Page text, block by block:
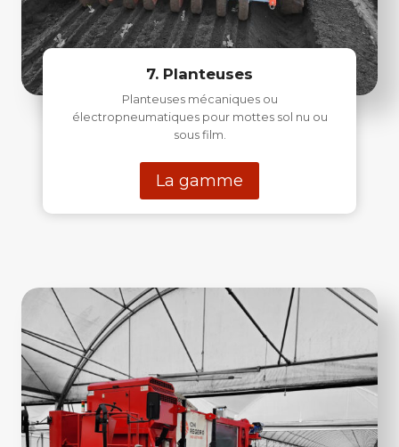
7. Planteuses
Planteuses mécaniques ou
électropneumatiques pour mottes sol nu ou
sous film.
La gamme